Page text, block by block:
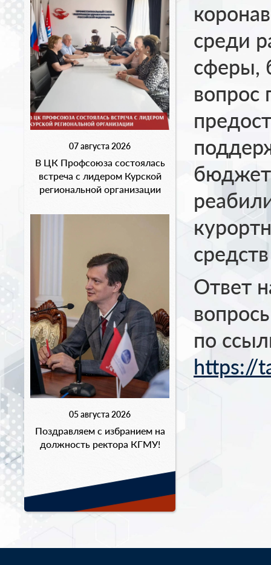
07 августа 2026
В ЦК Профсоюза состоялась
встреча с лидером Курской
региональной организации
05 августа 2026
Поздравляем с избранием на
должность ректора КГМУ!
среди
сферы,
вопрос
Ответ
по
https://